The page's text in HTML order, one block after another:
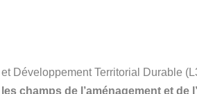
Développement Territorial Durable
champs de l’aménagement et de